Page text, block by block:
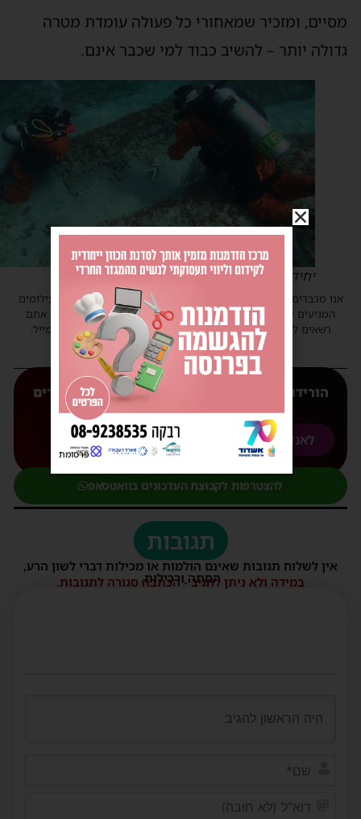
ומזכיר שמאחורי כל פעולה עומדת מטרה
יותר – להשיב כבוד למי שכבר אינם.
יחידת הצוללנים. צילום: אתר זק"א.
אנו מכבדים זכויות יוצרים ועושים מאמץ לאתר את בעלי הזכויות בצילומים
המגיעים לידינו. אם זיהיתים בפרסומינו צילום שיש לכם זכויות בו, אתם
רשאים לפנות אלינו ולבקש לחדול מהשימוש באמצעות כתובת המייל:
haredim.ashdod@gmail.com
הורידו עכשיו את האפליקצייה המובילה של 'חרדים
לאנדורואיד
לאפל
להצטרפות לקבוצת העדכונים בוואטסאפ
תגובות
אין לשלוח תגובות שאינם הולמות או מכילות דברי לשון הרע,
הסתה ורכילות.
במידה ולא ניתן להגיב - הכתבה סגורה לתגובות.
פרסומת